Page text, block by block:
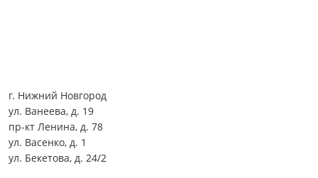
г. Нижний Новгород
ул. Ванеева, д. 19
пр-кт Ленина, д. 78
ул. Васенко, д. 1
ул. Бекетова, д. 24/2